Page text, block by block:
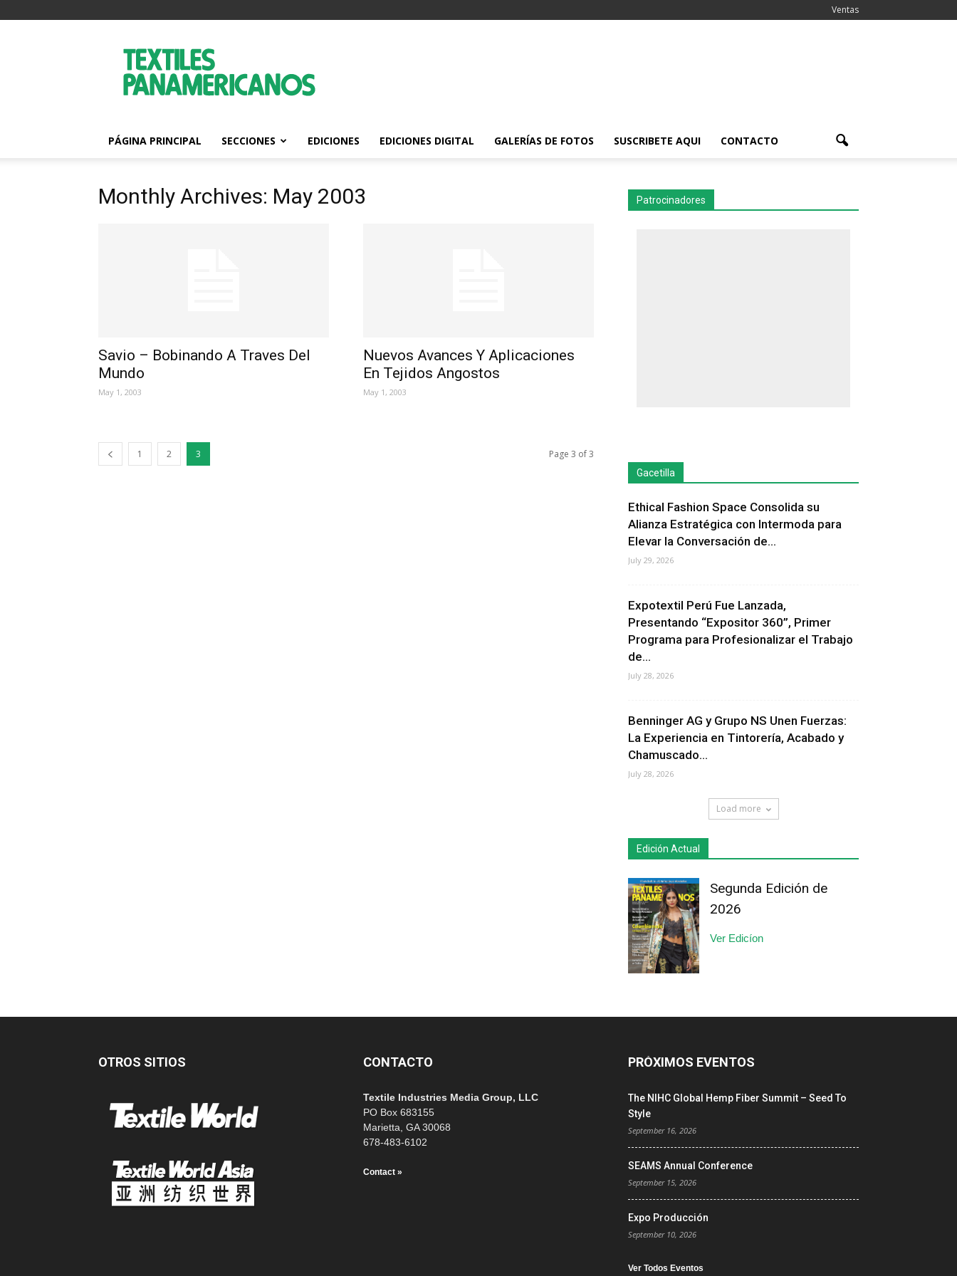
Ventas
Textiles
Panamericanos
PÁGINA PRINCIPAL SECCIONES EDICIONES EDICIONES DIGITAL GALERÍAS DE FOTOS SUSCRIBETE AQUI CONTACTO
Monthly Archives: May 2003
Savio – Bobinando A Traves Del
Mundo
May 1, 2003
Nuevos Avances Y Aplicaciones
En Tejidos Angostos
May 1, 2003
1 2 3 Page 3 of 3
Patrocinadores
Gacetilla
Ethical Fashion Space Consolida su
Alianza Estratégica con Intermoda para
Elevar la Conversación de...
July 29, 2026
Expotextil Perú Fue Lanzada,
Presentando “Expositor 360”, Primer
Programa para Profesionalizar el Trabajo
de...
July 28, 2026
Benninger AG y Grupo NS Unen Fuerzas:
La Experiencia en Tintorería, Acabado y
Chamuscado...
July 28, 2026
Load more
Edición Actual
Segunda Edición de
2026
Ver Edicíon
OTROS SITIOS CONTACTO
Textile Industries Media Group, LLC
PO Box 683155
Marietta, GA 30068
678-483-6102
Contact »
PRÓXIMOS EVENTOS
The NIHC Global Hemp Fiber Summit – Seed To
Style
September 16, 2026
SEAMS Annual Conference
September 15, 2026
Expo Producción
September 10, 2026
Ver Todos Eventos